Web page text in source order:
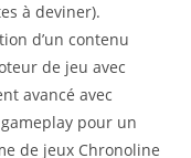
à deviner).
d’un contenu
de jeu avec
avancé avec
pour un
de jeux Chronoline